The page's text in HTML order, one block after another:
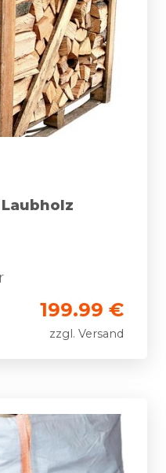
199.99 €
zzgl. Versand